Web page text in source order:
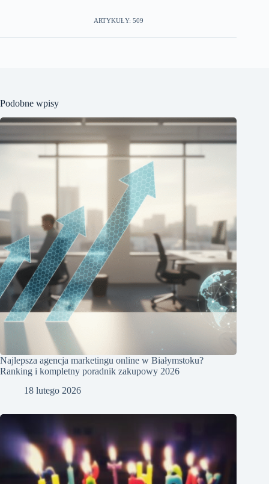
ARTYKUŁY: 509
Podobne wpisy
Najlepsza agencja marketingu online w Białymstoku?
Ranking i kompletny poradnik zakupowy 2026
18 lutego 2026